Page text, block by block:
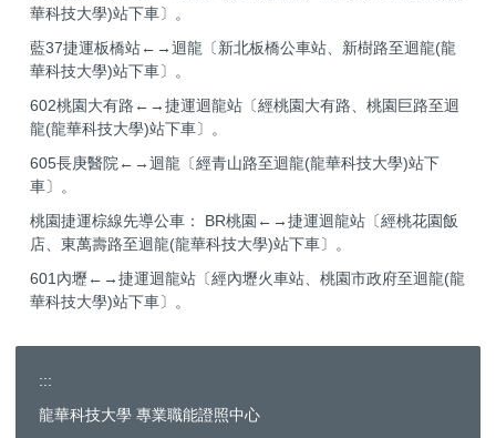
華科技大學)站下車〕。
藍37捷運板橋站←→迴龍〔新北板橋公車站、新樹路至迴龍(龍
華科技大學)站下車〕。
602桃園大有路←→捷運迴龍站〔經桃園大有路、桃園巨路至迴
龍(龍華科技大學)站下車〕。
605長庚醫院←→迴龍〔經青山路至迴龍(龍華科技大學)站下
車〕。
桃園捷運棕線先導公車： BR桃園←→捷運迴龍站〔經桃花園飯
店、東萬壽路至迴龍(龍華科技大學)站下車〕。
601內壢←→捷運迴龍站〔經內壢火車站、桃園市政府至迴龍(龍
華科技大學)站下車〕。
:::
龍華科技大學 專業職能證照中心